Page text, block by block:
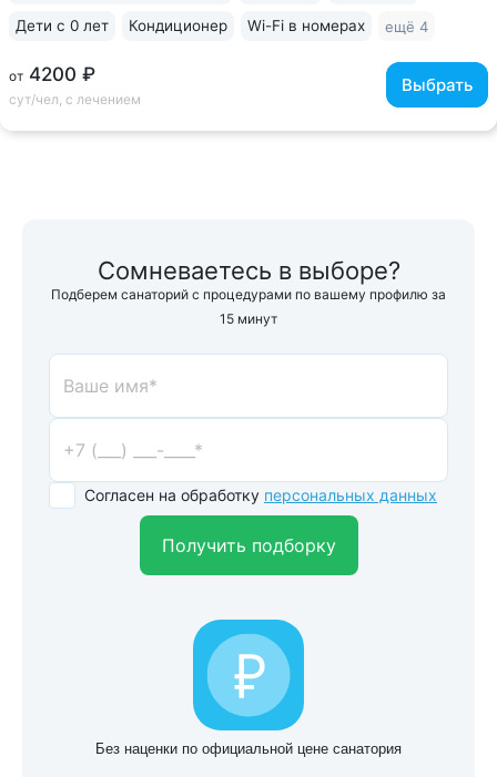
от 4200 ₽
сут/чел, с лечением
Выбрать
Дети с 0 лет Кондиционер Wi-Fi в номерах ещё 4
Сомневаетесь в выборе?
Подберем санаторий с процедурами по вашему профилю за
15 минут
Согласен на обработку персональных данных
Получить подборку
Без наценки по официальной цене санатория